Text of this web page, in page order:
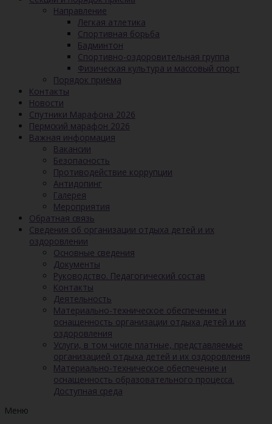
Направление
Легкая атлетика
Спортивная борьба
Бадминтон
Спортивно-оздоровительная группа
Физическая культура и массовый спорт
Порядок приёма
Контакты
Новости
Спутники Марафона 2026
Пермский марафон 2026
Важная информация
Вакансии
Безопасность
Противодействие коррупции
Антидопинг
Галерея
Мероприятия
Обратная связь
Сведения об организации отдыха детей и их
оздоровлении
Основные сведения
Документы
Руководство. Педагогический состав
Контакты
Деятельность
Материально-техническое обеспечение и
оснащенность организации отдыха детей и их
оздоровления
Услуги, в том числе платные, представляемые
организацией отдыха детей и их оздоровления
Материально-техническое обеспечение и
оснащенность образовательного процесса.
Доступная среда
Меню